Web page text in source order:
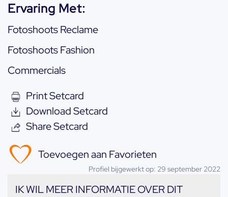
Ervaring Met:
Fotoshoots Reclame
Fotoshoots Fashion
Commercials
Print Setcard
Download Setcard
Share Setcard
Toevoegen aan Favorieten
Profiel bijgewerkt op: 29 september 2022
IK WIL MEER INFORMATIE OVER DIT